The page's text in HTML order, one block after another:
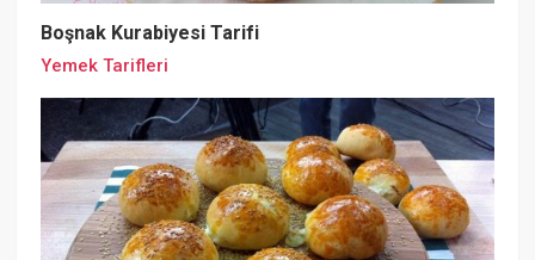
Boşnak Kurabiyesi Tarifi
Yemek Tarifleri